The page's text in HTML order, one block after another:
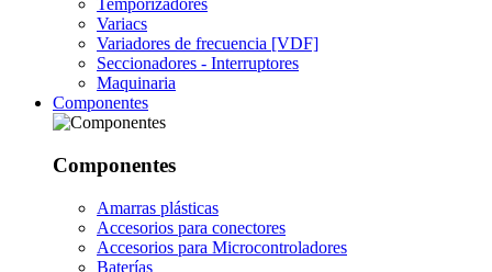
Temporizadores
Variacs
Variadores de frecuencia [VDF]
Seccionadores - Interruptores
Maquinaria
Componentes
Componentes
Amarras plásticas
Accesorios para conectores
Accesorios para Microcontroladores
Baterías